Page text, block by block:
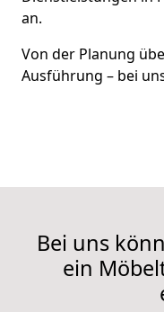
an.
Von der Planung
Ausführung – bei
Bei uns
ein